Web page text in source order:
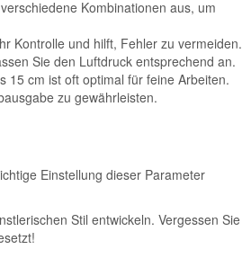
Kombinationen aus, um
Kontrolle und hilft, Fehler zu vermeiden.
Sie den Luftdruck entsprechend an.
15 cm ist oft optimal für feine Arbeiten.
zu gewährleisten.
Einstellung dieser Parameter
Stil entwickeln. Vergessen Sie